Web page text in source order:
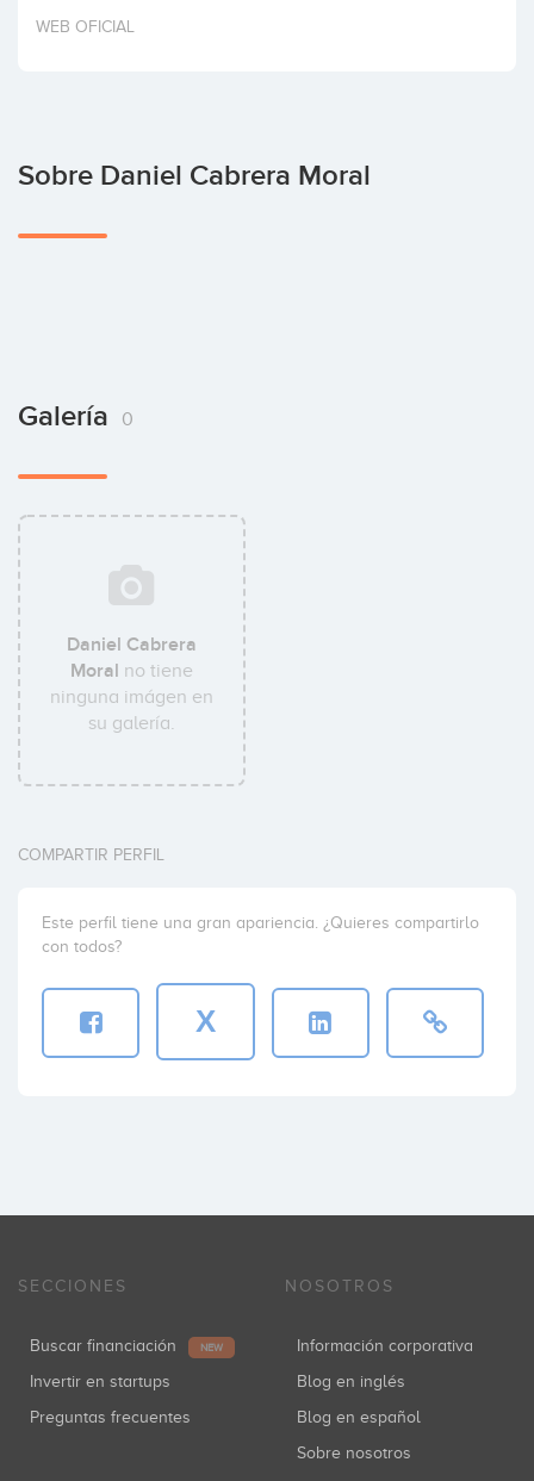
Invertir
WEB OFICIAL
Sobre Daniel Cabrera Moral
Galería 0
Daniel Cabrera
Moral no tiene
ninguna imágen en
su galería.
COMPARTIR PERFIL
Este perfil tiene una gran apariencia. ¿Quieres compartirlo
con todos?
X
SECCIONES
Buscar financiación NEW
Invertir en startups
Preguntas frecuentes
NOSOTROS
Información corporativa
Blog en inglés
Blog en español
Sobre nosotros